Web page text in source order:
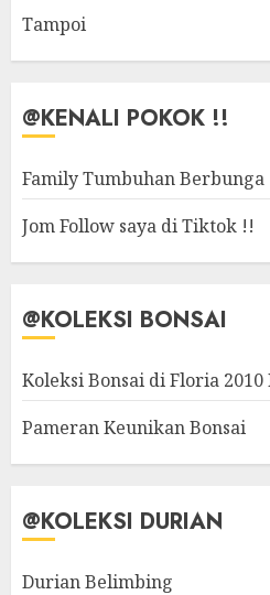
Tampoi
@KENALI POKOK !!
Family Tumbuhan Berbunga
Jom Follow saya di Tiktok !!
@KOLEKSI BONSAI
Koleksi Bonsai di Floria
Pameran Keunikan Bonsai
@KOLEKSI DURIAN
Durian Belimbing